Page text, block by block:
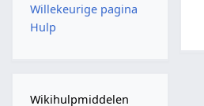
Willekeurige pagina
Hulp
Wikihulpmiddelen